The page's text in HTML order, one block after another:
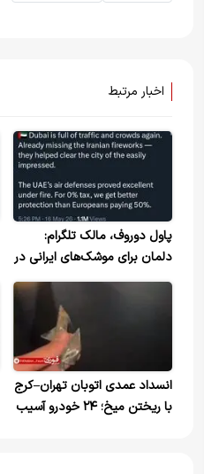
اخبار مرتبط
پاول دوروف، مالک تلگرام:
دلمان برای موشک‌های ایرانی در
دبی تنگ شده. دبی پر از ترافیک
انسداد عمدی اتوبان تهران–کرج
با ریختن میخ؛ ۲۴ خودرو آسیب